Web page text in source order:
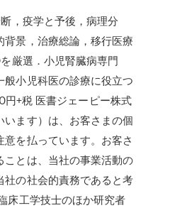
，疫学と予後，病理分
景，治療総論，移行医療
厳選．小児腎臓病専門
小児科医の診療に役立つ
+税 医書ジェーピー株式
ます）は、お客さまの個
を払っています。お客さ
ことは、当社の事業活動の
の社会的責務であると考
床工学技士のほか研究者